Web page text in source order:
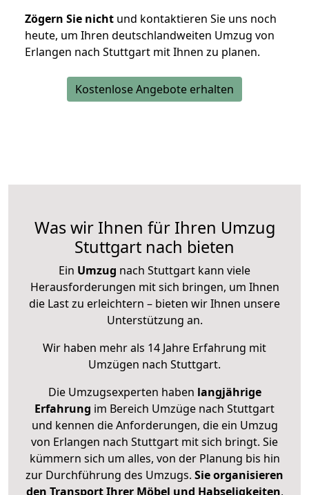
Zögern Sie nicht und kontaktieren Sie uns noch
heute, um Ihren deutschlandweiten Umzug von
Erlangen nach Stuttgart mit Ihnen zu planen.
Kostenlose Angebote erhalten
Was wir Ihnen für Ihren Umzug
Stuttgart nach bieten
Ein Umzug nach Stuttgart kann viele
Herausforderungen mit sich bringen, um Ihnen
die Last zu erleichtern – bieten wir Ihnen unsere
Unterstützung an.
Wir haben mehr als 14 Jahre Erfahrung mit
Umzügen nach Stuttgart.
Die Umzugsexperten haben langjährige
Erfahrung im Bereich Umzüge nach Stuttgart
und kennen die Anforderungen, die ein Umzug
von Erlangen nach Stuttgart mit sich bringt. Sie
kümmern sich um alles, von der Planung bis hin
zur Durchführung des Umzugs. Sie organisieren
den Transport Ihrer Möbel und Habseligkeiten,